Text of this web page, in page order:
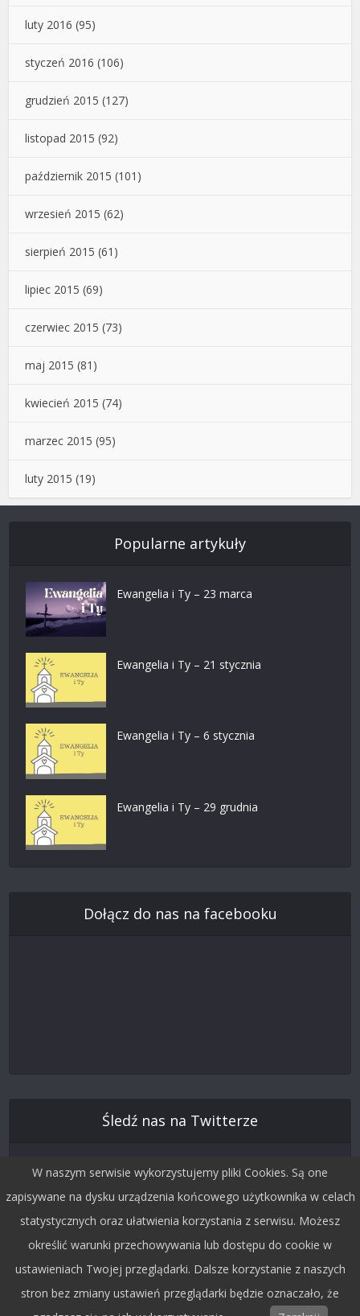
luty 2016 (95)
styczeń 2016 (106)
grudzień 2015 (127)
listopad 2015 (92)
październik 2015 (101)
wrzesień 2015 (62)
sierpień 2015 (61)
lipiec 2015 (69)
czerwiec 2015 (73)
maj 2015 (81)
kwiecień 2015 (74)
marzec 2015 (95)
luty 2015 (19)
Popularne artykuły
Ewangelia i Ty – 23 marca
Ewangelia i Ty – 21 stycznia
Ewangelia i Ty – 6 stycznia
Ewangelia i Ty – 29 grudnia
Dołącz do nas na facebooku
Śledź nas na Twitterze
Copyright © 2015 by Dobra Fala.
W naszym serwisie wykorzystujemy pliki Cookies. Są one
zapisywane na dysku urządzenia końcowego użytkownika w celach
statystycznych oraz ułatwienia korzystania z serwisu. Możesz
określić warunki przechowywania lub dostępu do cookie w
ustawieniach Twojej przeglądarki. Dalsze korzystanie z naszych
stron bez zmiany ustawień przeglądarki będzie oznaczało, że